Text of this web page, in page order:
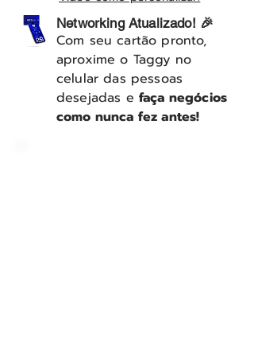
Networking Atualizado! 🎉
Com seu cartão pronto,
aproxime o Taggy no
celular das pessoas
desejadas e faça negócios
como nunca fez antes!